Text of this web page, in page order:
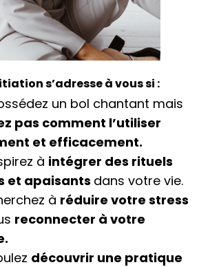
s’adresse à vous si :
un bol chantant mais
pas comment l’utiliser
et efficacement.
à intégrer des rituels
et apaisants dans votre vie.
à réduire votre stress
reconnecter à votre
découvrir une pratique